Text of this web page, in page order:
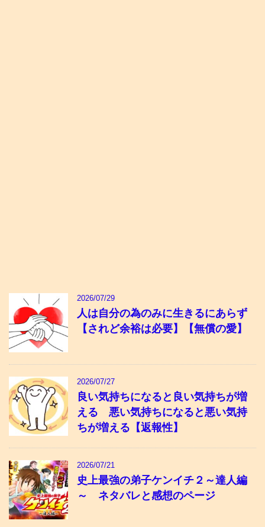
2026/07/29
人は自分の為のみに生きるにあらず
【されど余裕は必要】【無償の愛】
2026/07/27
良い気持ちになると良い気持ちが増
える 悪い気持ちになると悪い気持
ちが増える【返報性】
2026/07/21
史上最強の弟子ケンイチ２～達人編
～ ネタバレと感想のページ